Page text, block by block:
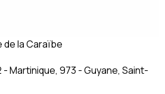
de la Caraïbe
- Martinique, 973 - Guyane, Saint-